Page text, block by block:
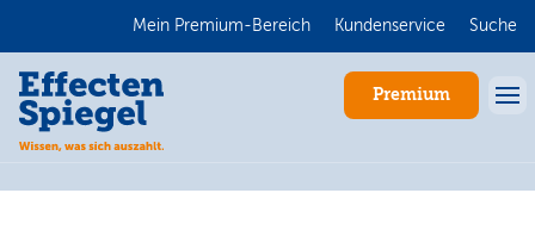
Mein Premium-Bereich Kundenservice Suche
Premium